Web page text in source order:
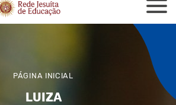
PÁGINA INICIAL
LUIZA